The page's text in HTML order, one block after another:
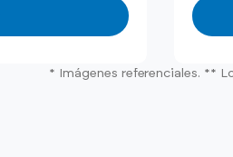
* Imágenes referenciales. **